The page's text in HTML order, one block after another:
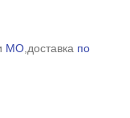
МО,доставка по